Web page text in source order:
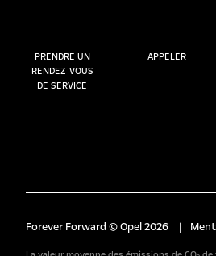
PRENDRE UN
RENDEZ-VOUS
DE SERVICE
APPELER
Forever Forward © Opel 2026 |